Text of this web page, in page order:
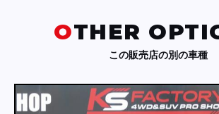
OTHER
この販売店の別の車種